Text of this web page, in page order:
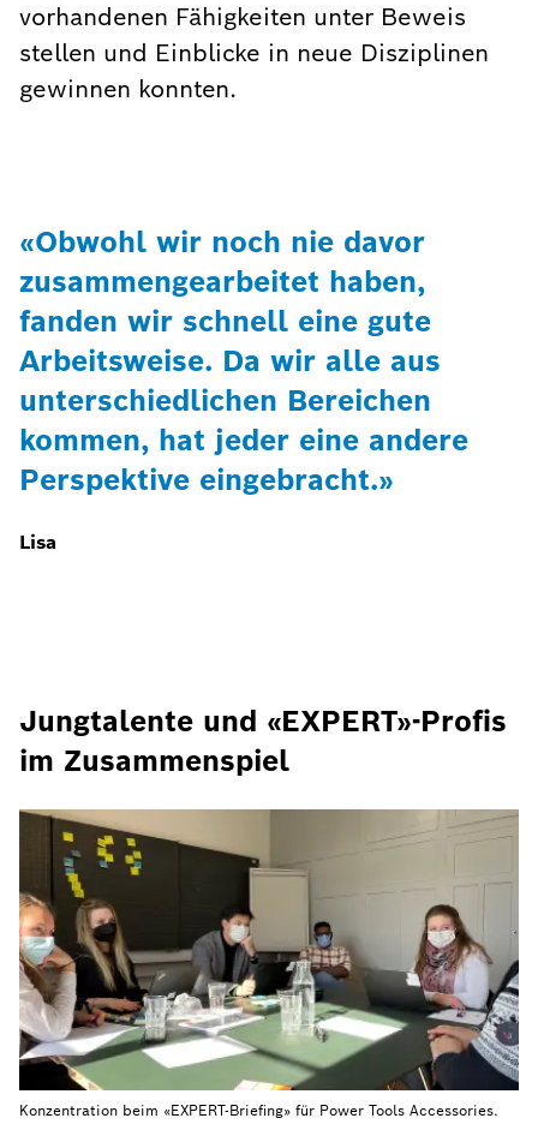
vorhandenen Fähigkeiten unter Beweis
stellen und Einblicke in neue Disziplinen
gewinnen konnten.
«Obwohl wir noch nie davor
zusammengearbeitet haben,
fanden wir schnell eine gute
Arbeitsweise. Da wir alle aus
unterschiedlichen Bereichen
kommen, hat jeder eine andere
Perspektive eingebracht.»
Lisa
Jungtalente und «EXPERT»-Profis
im Zusammenspiel
Konzentration beim «EXPERT-Briefing» für Power Tools Accessories.